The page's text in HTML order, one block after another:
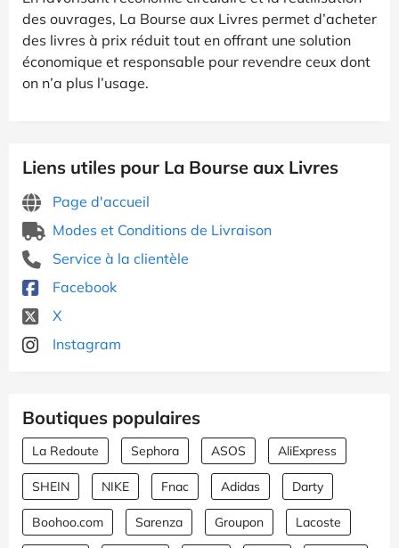
des ouvrages, La Bourse aux Livres permet d’acheter
des livres à prix réduit tout en offrant une solution
économique et responsable pour revendre ceux dont
on n’a plus l’usage.
Liens utiles pour La Bourse aux Livres
Page d'accueil
Modes et Conditions de Livraison
Service à la clientèle
Facebook
X
Instagram
Boutiques populaires
La Redoute Sephora ASOS AliExpress
SHEIN NIKE Fnac Adidas Darty
Boohoo.com Sarenza Groupon Lacoste